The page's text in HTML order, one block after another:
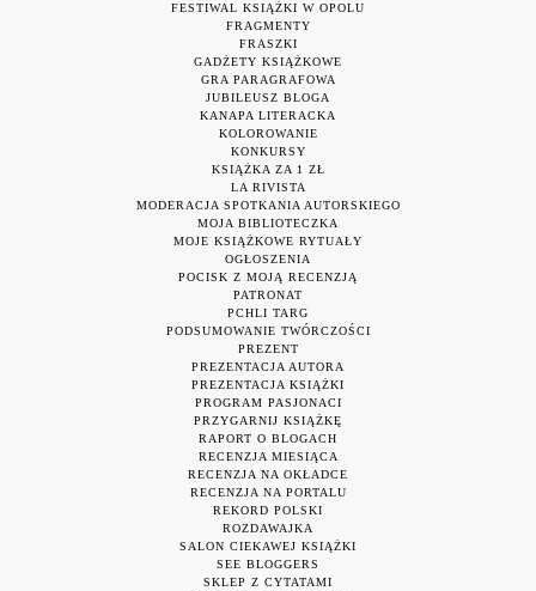
FESTIWAL KSIĄŻKI W OPOLU
FRAGMENTY
FRASZKI
GADŻETY KSIĄŻKOWE
GRA PARAGRAFOWA
JUBILEUSZ BLOGA
KANAPA LITERACKA
KOLOROWANIE
KONKURSY
KSIĄŻKA ZA 1 ZŁ
LA RIVISTA
MODERACJA SPOTKANIA AUTORSKIEGO
MOJA BIBLIOTECZKA
MOJE KSIĄŻKOWE RYTUAŁY
OGŁOSZENIA
POCISK Z MOJĄ RECENZJĄ
PATRONAT
PCHLI TARG
PODSUMOWANIE TWÓRCZOŚCI
PREZENT
PREZENTACJA AUTORA
PREZENTACJA KSIĄŻKI
PROGRAM PASJONACI
PRZYGARNIJ KSIĄŻKĘ
RAPORT O BLOGACH
RECENZJA MIESIĄCA
RECENZJA NA OKŁADCE
RECENZJA NA PORTALU
REKORD POLSKI
ROZDAWAJKA
SALON CIEKAWEJ KSIĄŻKI
SEE BLOGGERS
SKLEP Z CYTATAMI